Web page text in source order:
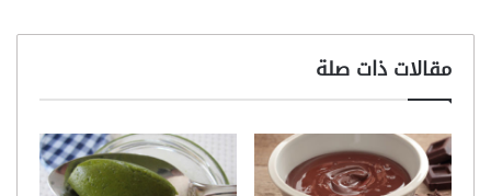
مقالات ذات صلة